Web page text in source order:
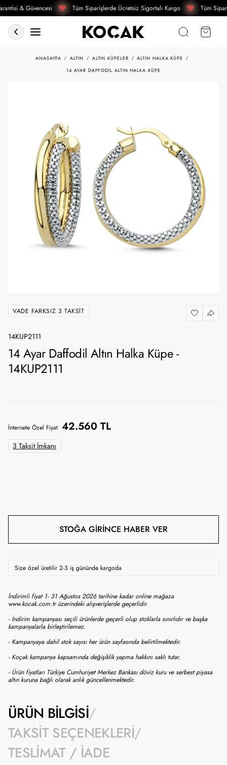
& Güvencesi Tüm Siparişlerde Ücretsiz Sigortalı Kargo Tüm
ANASAYFA ALTIN ALTIN KÜPELER
ALTIN HALKA KÜPE
14 AYAR DAFFODIL ALTIN HALKA KÜPE
VADE FARKSIZ 3 TAKSIT
14KUP2111
14 Ayar Daffodil Altın Halka Küpe -
14KUP2111
İnternete Özel Fiyat 42.560 TL
3 Taksit İmkanı
STOĞA GIRINCE HABER VER
Size özel üretilir 2-3 iş gününde kargoda
İndirimli fiyat 1- 31 Ağustos 2026 tarihine kadar online mağaza
www.kocak.com.tr üzerindeki alışverişlerde geçerlidir.
- İndirim kampanyası seçili ürünlerde geçerli olup stoklarla sınırlıdır ve başka
kampanyalarla birleştirilemez.
- Kampanyaya dahil stok sayısı her ürün sayfasında belirtilmektedir.
- Koçak kampanya kapsamında değişiklik yapma hakkını saklı tutar.
- Ürün fiyatları Türkiye Cumhuriyet Merkez Bankası döviz kuru ve serbest piyasa
altın kuruna bağlı olarak anlık güncellenmektedir.
ÜRÜN BILGISI
TAKSIT SEÇENEKLERI
TESLIMAT / İADE